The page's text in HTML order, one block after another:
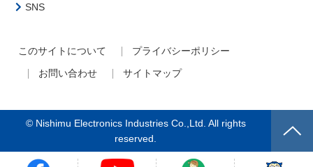
SNS
このサイトについて
プライバシーポリシー
お問い合わせ
サイトマップ
© Nishimu Electronics Industries Co.,Ltd. All rights
reserved.